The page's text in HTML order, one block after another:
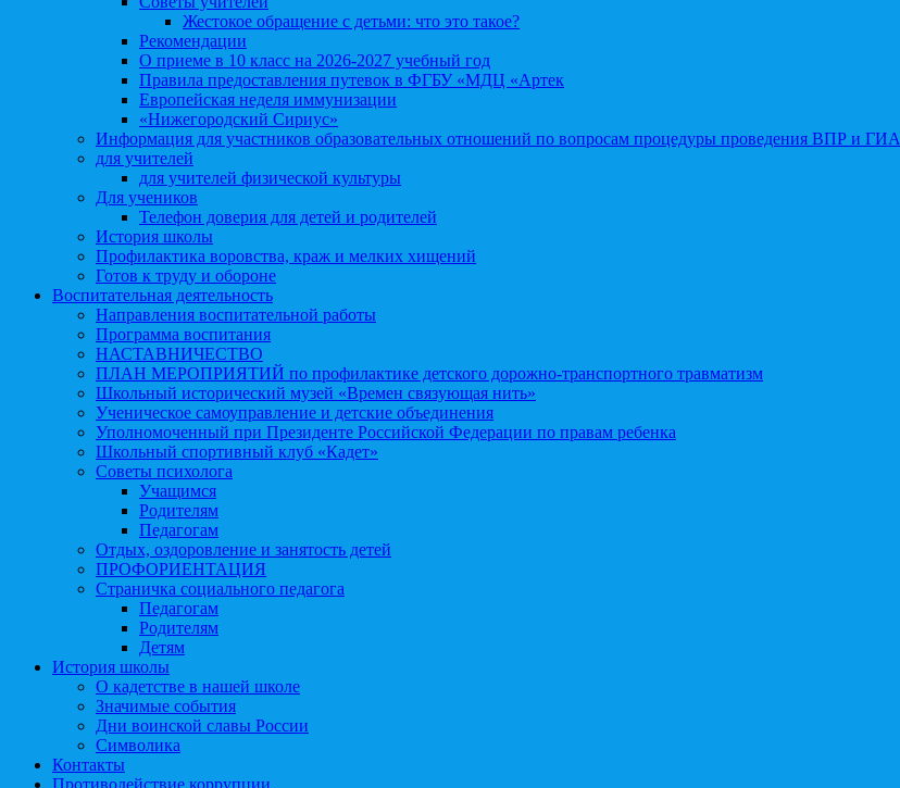
Жестокое обращение с детьми: что это такое?
Рекомендации
О приеме в 10 класс на 2026-2027 учебный год
Правила предоставления путевок в ФГБУ «МДЦ «Артек
Европейская неделя иммунизации
«Нижегородский Сириус»
Информация для участников образовательных отношений по вопросам процедуры проведения ВПР и ГИА
для учителей
для учителей физической культуры
Для учеников
Телефон доверия для детей и родителей
История школы
Профилактика воровства, краж и мелких хищений
Готов к труду и обороне
Воспитательная деятельность
Направления воспитательной работы
Программа воспитания
НАСТАВНИЧЕСТВО
ПЛАН МЕРОПРИЯТИЙ по профилактике детского дорожно-транспортного травматизм
Школьный исторический музей «Времен связующая нить»
Ученическое самоуправление и детские объединения
Уполномоченный при Президенте Российской Федерации по правам ребенка
Школьный спортивный клуб «Кадет»
Советы психолога
Учащимся
Родителям
Педагогам
Отдых, оздоровление и занятость детей
ПРОФОРИЕНТАЦИЯ
Страничка социального педагога
Педагогам
Родителям
Детям
История школы
О кадетстве в нашей школе
Значимые события
Дни воинской славы России
Символика
Контакты
Противодействие коррупции